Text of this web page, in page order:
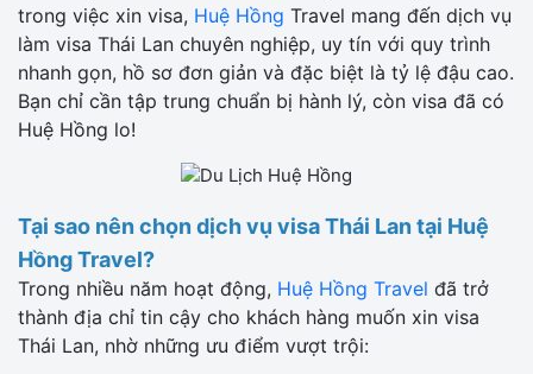
trong việc xin visa, Huệ Hồng Travel mang đến dịch vụ
làm visa Thái Lan chuyên nghiệp, uy tín với quy trình
nhanh gọn, hồ sơ đơn giản và đặc biệt là tỷ lệ đậu cao.
Bạn chỉ cần tập trung chuẩn bị hành lý, còn visa đã có
Huệ Hồng lo!
Tại sao nên chọn dịch vụ visa Thái Lan tại Huệ
Hồng Travel?
Trong nhiều năm hoạt động, Huệ Hồng Travel đã trở
thành địa chỉ tin cậy cho khách hàng muốn xin visa
Thái Lan, nhờ những ưu điểm vượt trội: